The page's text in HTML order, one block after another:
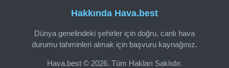
Hakkında Hava.best
Dünya genelindeki şehirler için doğru, canlı hava
durumu tahminleri almak için başvuru kaynağınız.
Hava.best © 2026. Tüm Hakları Saklıdır.